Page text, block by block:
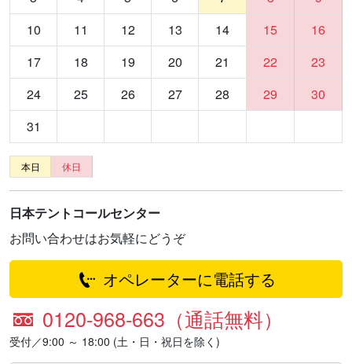
10
11 12 13 14 15
16
17
18 19 20 21 22
23
24
25 26 27 28 29
30
31
本日 休日
日本テントコールセンター
お問い合わせはお気軽にどうぞ
オペレーターに電話する
0120-968-663（通話無料）
受付／9:00 ～ 18:00 (土・日・祝日を除く)